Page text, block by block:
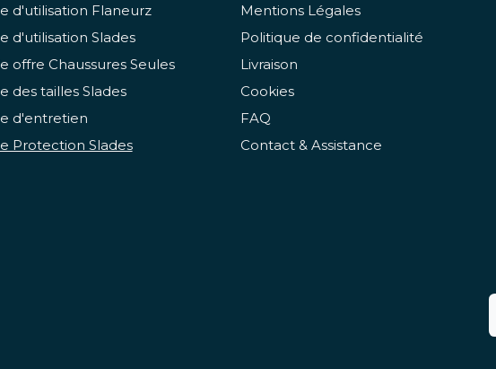
d'utilisation Flaneurz
d'utilisation Slades
offre Chaussures Seules
des tailles Slades
d'entretien
Protection Slades
Mentions Légales
Politique de confidentialité
Livraison
Cookies
FAQ
Contact & Assistance